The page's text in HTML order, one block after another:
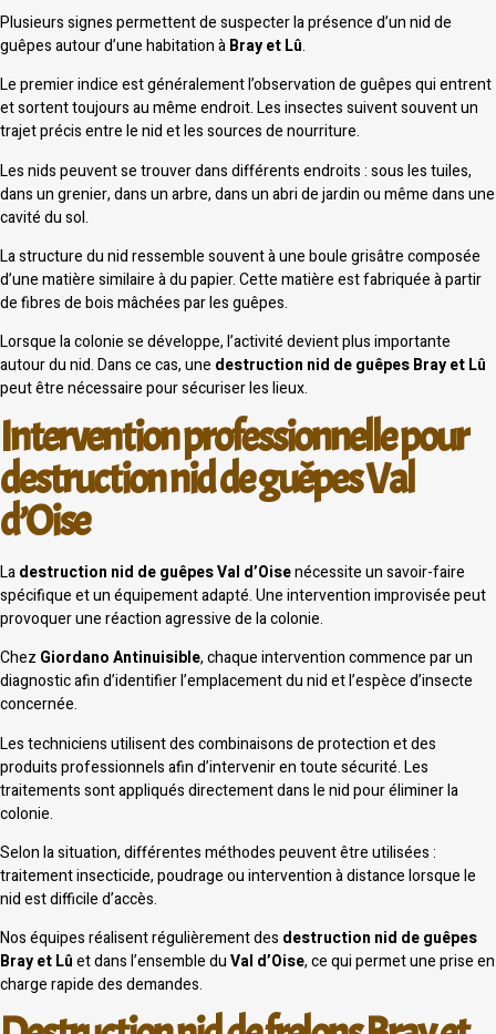
Plusieurs signes permettent de suspecter la présence d’un nid de
guêpes autour d’une habitation àBray et Lû.
Le premier indice est généralement l’observation de guêpes qui entrent
et sortent toujours au même endroit. Les insectes suivent souvent un
trajet précis entre le nid et les sources de nourriture.
Les nids peuvent se trouver dans différents endroits : sous les tuiles,
dans un grenier, dans un arbre, dans un abri de jardin ou même dans une
cavité du sol.
La structure du nid ressemble souvent à une boule grisâtre composée
d’une matière similaire à du papier. Cette matière est fabriquée à partir
de fibres de bois mâchées par les guêpes.
Lorsque la colonie se développe, l’activité devient plus importante
autour du nid. Dans ce cas, une destruction nid de guêpes Bray et Lû
peut être nécessaire pour sécuriser les lieux.
Intervention professionnelle pour
destruction nid de guêpes Val
d’Oise
Ladestruction nid de guêpes Val d’Oisenécessite un savoir-faire
spécifique et un équipement adapté. Une intervention improvisée peut
provoquer une réaction agressive de la colonie.
Chez Giordano Antinuisible, chaque intervention commence par un
diagnostic afin d’identifier l’emplacement du nid et l’espèce d’insecte
concernée.
Les techniciens utilisent des combinaisons de protection et des
produits professionnels afin d’intervenir en toute sécurité. Les
traitements sont appliqués directement dans le nid pour éliminer la
colonie.
Selon la situation, différentes méthodes peuvent être utilisées :
traitement insecticide, poudrage ou intervention à distance lorsque le
nid est difficile d’accès.
Nos équipes réalisent régulièrement des destruction nid de guêpes
Bray et Lûet dans l’ensemble duVal d’Oise, ce qui permet une prise en
charge rapide des demandes.